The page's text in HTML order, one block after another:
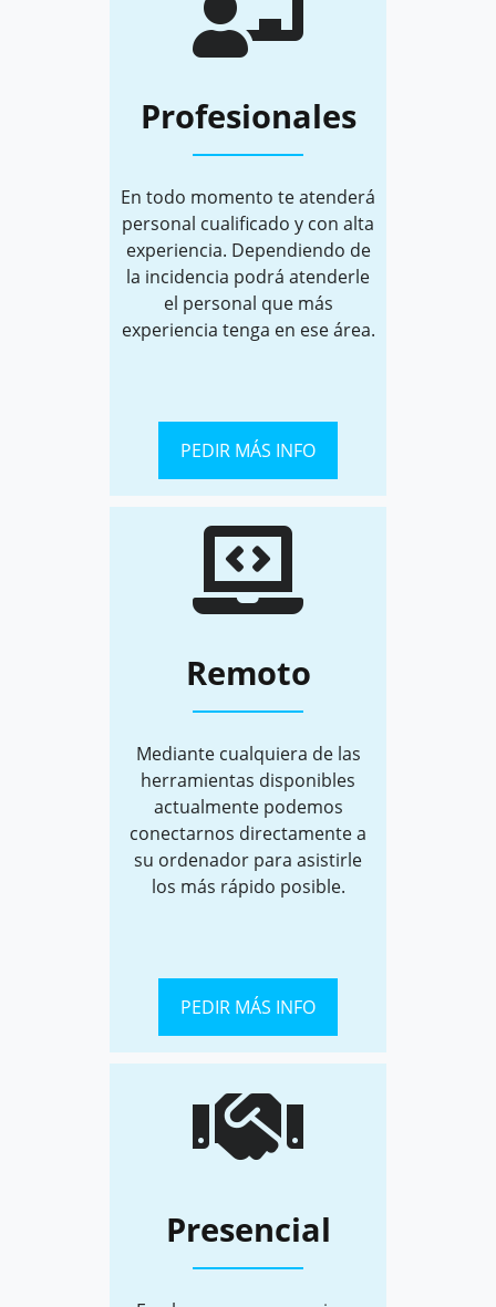
Profesionales
En todo momento te atenderá
personal cualificado y con alta
experiencia. Dependiendo de
la incidencia podrá atenderle
el personal que más
experiencia tenga en ese área.
PEDIR MÁS INFO
Remoto
Mediante cualquiera de las
herramientas disponibles
actualmente podemos
conectarnos directamente a
su ordenador para asistirle
los más rápido posible.
PEDIR MÁS INFO
Presencial